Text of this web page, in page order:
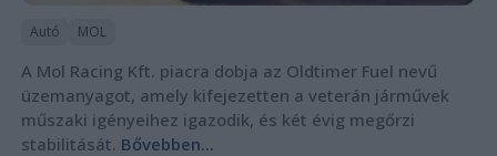
Autó MOL
A Mol Racing Kft. piacra dobja az Oldtimer Fuel nevű
üzemanyagot, amely kifejezetten a veterán járművek
műszaki igényeihez igazodik, és két évig megőrzi
stabilitását. Bővebben...